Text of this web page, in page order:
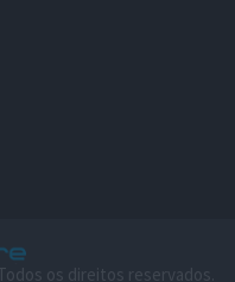
os direitos reservados.